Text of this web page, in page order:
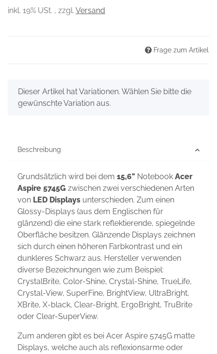
inkl. 19% USt. , zzgl. Versand
Frage zum Artikel
x
Dieser Artikel hat Variationen. Wählen Sie bitte die
gewünschte Variation aus.
Beschreibung
Grundsätzlich wird bei dem 15,6" Notebook Acer
Aspire 5745G zwischen zwei verschiedenen Arten
von LED Displays unterschieden. Zum einen
Glossy-Displays (aus dem Englischen für
glänzend) die eine stark reflektierende, spiegelnde
Oberfläche besitzen. Glänzende Displays zeichnen
sich durch einen höheren Farbkontrast und ein
dunkleres Schwarz aus. Hersteller verwenden
diverse Bezeichnungen wie zum Beispiel:
CrystalBrite, Color-Shine, Crystal-Shine, TrueLife,
Crystal-View, SuperFine, BrightView, UltraBright,
XBrite, X-black, Clear-Bright, ErgoBright, TruBrite
oder Clear-SuperView.
Zum anderen gibt es bei Acer Aspire 5745G matte
Displays, welche auch als reflexionsarme oder